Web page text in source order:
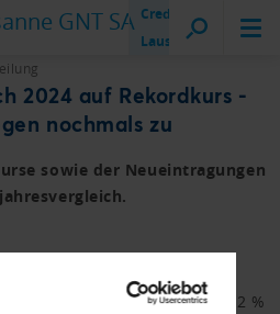
Creditreform
Lausanne
2024 auf Rekordkurs -
nochmals zu
sowie der Neueintragungen
steigen im Februar um 12,2 %